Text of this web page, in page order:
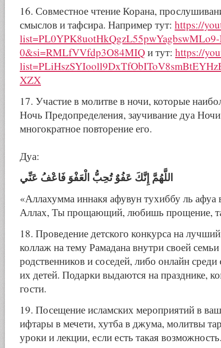
16. Совместное чтение Корана,
смыслов и тафсира. Например тут: https://
0&si=RMLfVVfdp3O84MIQи тут: https://
XZX
17. Участие в молитве в ночи, которые
Ночь Предопределения, заучивание дуа
многократное повторение его.
Дуа:
اللَّهُمَّ إِنَّكَ عَفُوٌ تُحِبُّ الْعَفْوَ فَاعْفُ عَنِّي
«Аллахумма иннакя афувун тухиббу ль
Аллах, Ты прощающий, любишь прощение,
18. Проведение детского конкурса на
коллаж на тему Рамадана внутри своей
родственников и соседей, либо онлайн
их детей. Подарки выдаются на празднике,
гости.
19. Посещение исламских мероприятий в
ифтары в мечети, хутба в джума, молитвы
уроки и лекции, если есть такая